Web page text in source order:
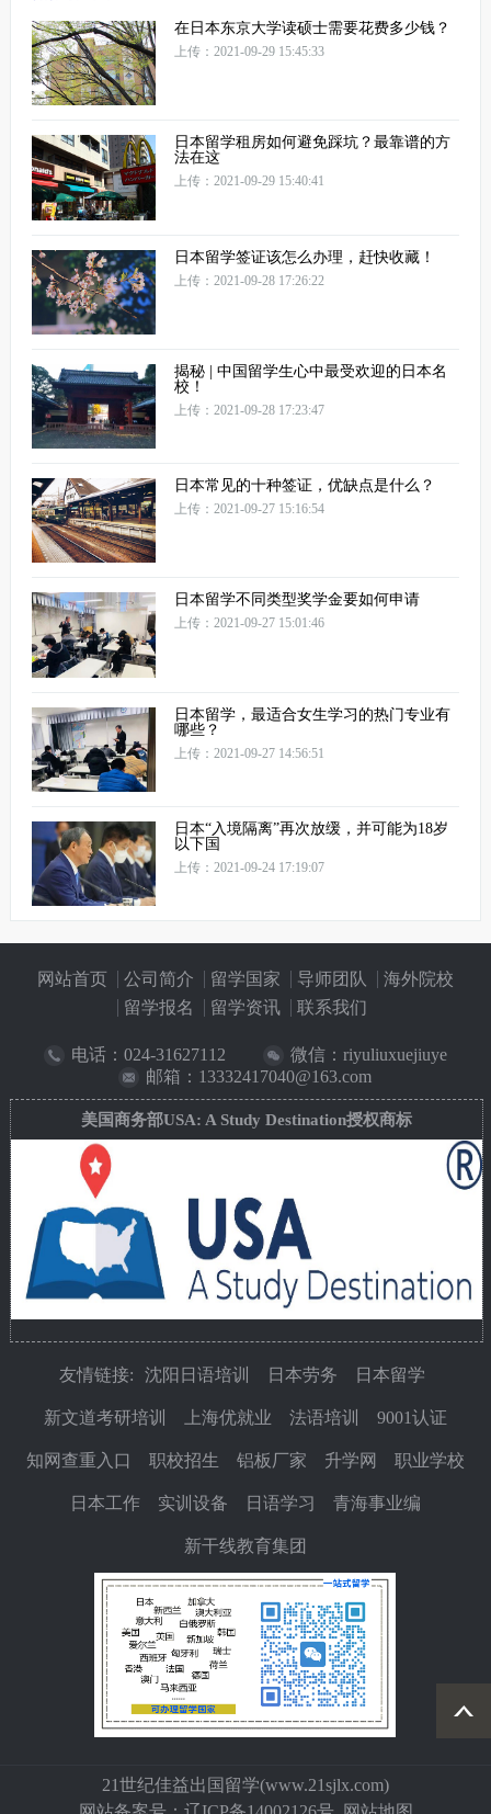
在日本东京大学读硕士需要花费多少钱？
上传：2021-09-29 15:45:33
日本留学租房如何避免踩坑？最靠谱的方
法在这
上传：2021-09-29 15:40:41
日本留学签证该怎么办理，赶快收藏！
上传：2021-09-28 17:26:22
揭秘 | 中国留学生心中最受欢迎的日本名
校！
上传：2021-09-28 17:23:47
日本常见的十种签证，优缺点是什么？
上传：2021-09-27 15:16:54
日本留学不同类型奖学金要如何申请
上传：2021-09-27 15:01:46
日本留学，最适合女生学习的热门专业有
哪些？
上传：2021-09-27 14:56:51
日本“入境隔离”再次放缓，并可能为18岁
以下国
上传：2021-09-24 17:19:07
网站首页 公司简介 留学国家 导师团队
海外院校
留学报名
留学资讯 联系我们
电话： 024-31627112
微信：riyuliuxuejiuye
邮箱：13332417040@163.com
美国商务部USA: A Study Destination授权商标
友情链接: 沈阳日语培训 日本劳务 日本留学
新文道考研培训 上海优就业 法语培训 9001认证
知网查重入口 职校招生 铝板厂家 升学网 职业学校
日本工作 实训设备 日语学习 青海事业编
新干线教育集团
21世纪佳益出国留学(www.21sjlx.com)